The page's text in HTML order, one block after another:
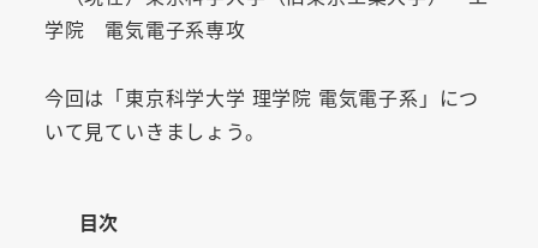
学院 電気電子系専攻
今回は「東京科学大学 理学院 電気電子系」につ
いて見ていきましょう。
目次